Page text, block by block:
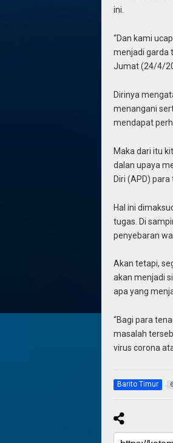
ini.
“Dan kami
menjadi garda
Jumat (24/4/
Dirinya
menangani
mendapat
Maka dari itu
dalan upaya
Diri (APD)
Hal ini
tugas. Di
penyebaran
Akan tetapi,
akan menjadi
apa yang
“Bagi para
masalah
virus corona
Barito Timur